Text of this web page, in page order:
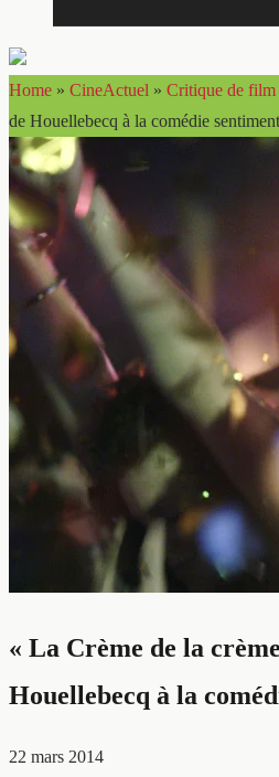
Home » CineActuel » Critique de film
de Houellebecq à la comédie
« La Crème de la
Houellebecq à la
22 mars 2014